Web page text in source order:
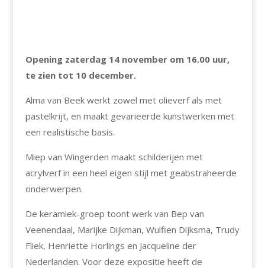
Opening zaterdag 14 november om 16.00 uur,
te zien tot 10 december.
Alma van Beek werkt zowel met olieverf als met
pastelkrijt, en maakt gevarieerde kunstwerken met
een realistische basis.
Miep van Wingerden maakt schilderijen met
acrylverf in een heel eigen stijl met geabstraheerde
onderwerpen.
De keramiek-groep toont werk van Bep van
Veenendaal, Marijke Dijkman, Wulfien Dijksma, Trudy
Fliek, Henriette Horlings en Jacqueline der
Nederlanden. Voor deze expositie heeft de